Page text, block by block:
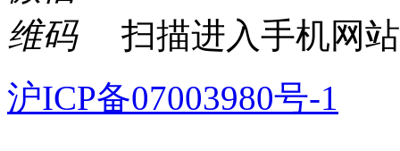
扫描进入手机网
沪ICP备07003980号-1